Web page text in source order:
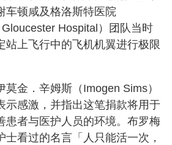
车顿咸及格洛斯特医院
Gloucester Hospital）团队当时
站上飞行中的飞机机翼进行极限
莫金．辛姆斯（Imogen Sims）
示感激，并指出这笔捐款将用于
患者与医护人员的环境。布罗梅
看过的名言「人只能活一次，